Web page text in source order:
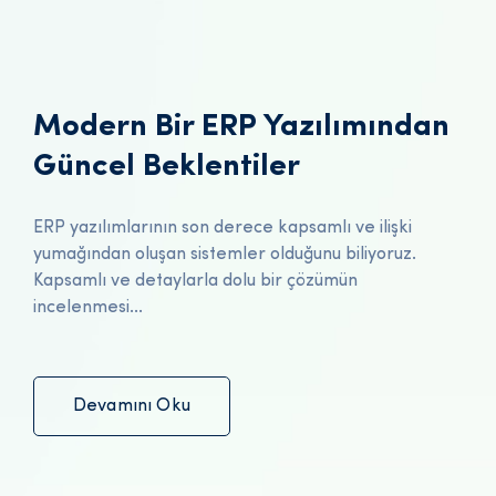
Modern Bir ERP Yazılımından
Güncel Beklentiler
ERP yazılımlarının son derece kapsamlı ve ilişki
yumağından oluşan sistemler olduğunu biliyoruz.
Kapsamlı ve detaylarla dolu bir çözümün
incelenmesi...
Devamını Oku